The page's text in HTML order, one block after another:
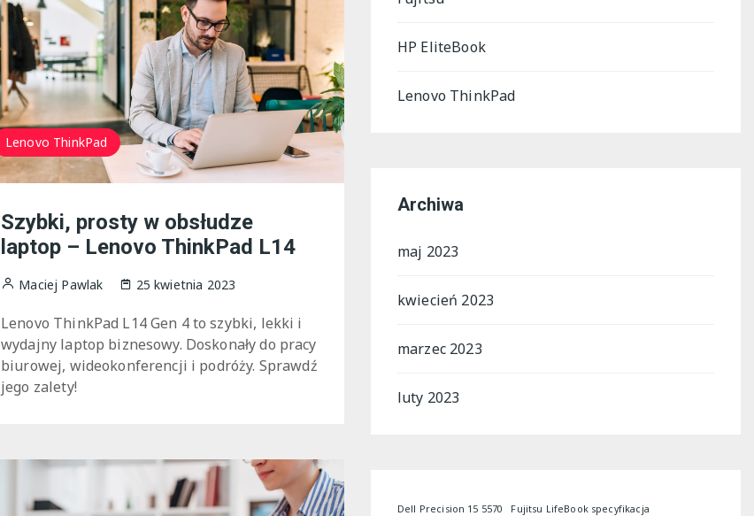
Lenovo ThinkPad
Szybki, prosty w obsłudze
laptop – Lenovo ThinkPad L14
Maciej Pawlak 25 kwietnia 2023
Lenovo ThinkPad L14 Gen 4 to szybki, lekki i
wydajny laptop biznesowy. Doskonały do pracy
biurowej, wideokonferencji i podróży. Sprawdź
jego zalety!
HP EliteBook
Lenovo ThinkPad
Archiwa
maj 2023
kwiecień 2023
marzec 2023
luty 2023
Dell Precision 15 5570
Fujitsu LifeBook specyfikacja